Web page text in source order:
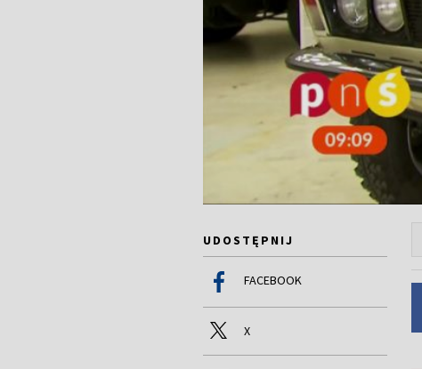
UDOSTĘPNIJ
FACEBOOK
X